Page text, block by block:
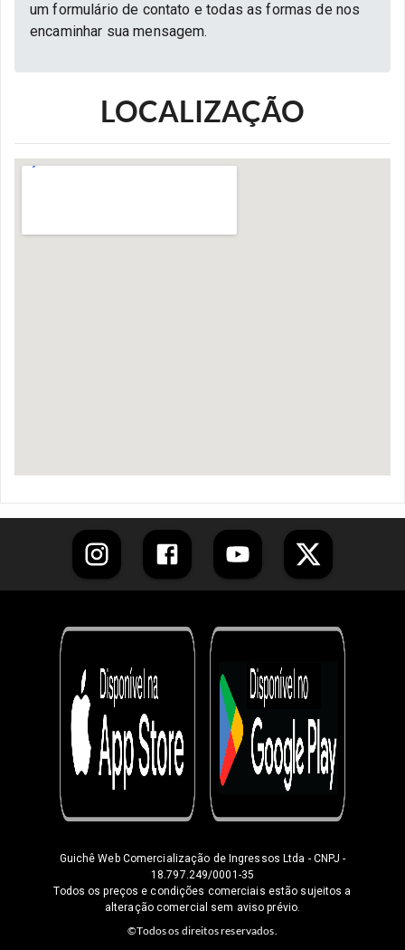
um formulário de contato e todas as formas de nos
encaminhar sua mensagem.
LOCALIZAÇÃO
Guichê Web Comercialização de Ingressos Ltda - CNPJ -
18.797.249/0001-35
Todos os preços e condições comerciais estão sujeitos a
alteração comercial sem aviso prévio.
©Todos os direitos reservados.